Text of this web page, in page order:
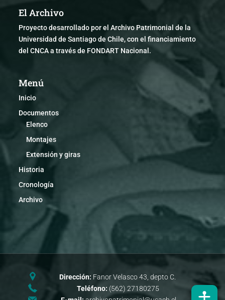
El Archivo
Proyecto desarrollado por el Archivo Patrimonial de la
Universidad de Santiago de Chile, con el financiamiento
del CNCA a través de FONDART Nacional.
Menú
Inicio
Documentos
Elenco
Montajes
Extensión y giras
Historia
Cronología
Archivo
Dirección: Fanor Velasco 43, depto C.
Teléfono: (562) 27180275